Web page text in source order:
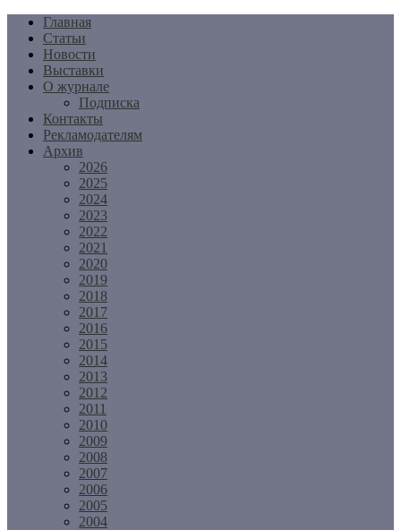
Перейти
содержимому
Главная
Статьи
Новости
Выставки
О журнале
Подписка
Контакты
Рекламодателям
Архив
2026
2025
2024
2023
2022
2021
2020
2019
2018
2017
2016
2015
2014
2013
2012
2011
2010
2009
2008
2007
2006
2005
2004